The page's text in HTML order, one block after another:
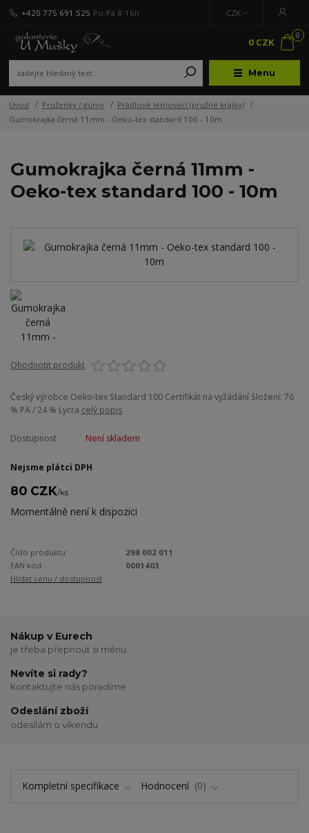
Menu
CZK
+420 775 691 525 Po-Pá 8-16h
0
0 CZK
Úvod Pruženky / gumy
Prádlové lemovací (pružné krajky)
Gumokrajka černá 11mm - Oeko-tex standard 100 - 10m
Gumokrajka černá 11mm -
Oeko-tex standard 100 - 10m
Ohodnotit produkt
Český výrobce Oeko-tex Standard 100 Certifikát na vyžádání Složení: 76
% PA / 24 % Lycra celý popis
Dostupnost Není skladem
Nejsme plátci DPH
80 CZK/ks
Momentálně není k dispozici
Číslo produktu:
298 002 011
EAN kód:
0001403
Hlídat cenu / dostupnost
Nákup v Eurech
je třeba přepnout si měnu
Nevíte si rady?
kontaktujte nás poradíme
Odeslání zboží
odesílám o víkendu
Kompletní specifikace Hodnocení 0